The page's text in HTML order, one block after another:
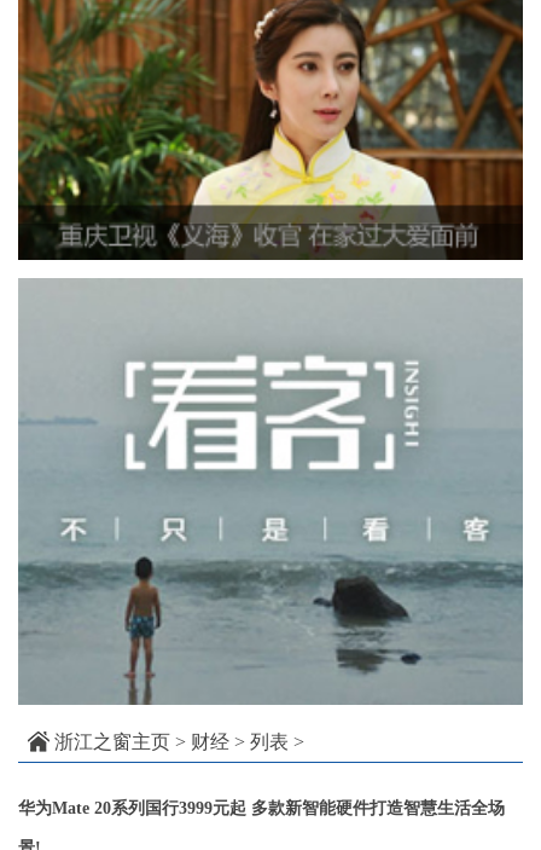
浙江之窗主页 > 财经 > 列表 >
华为Mate 20系列国行3999元起 多款新智能硬件打造智慧生活全场